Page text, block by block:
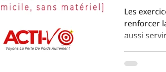
Les
renforcer
aussi